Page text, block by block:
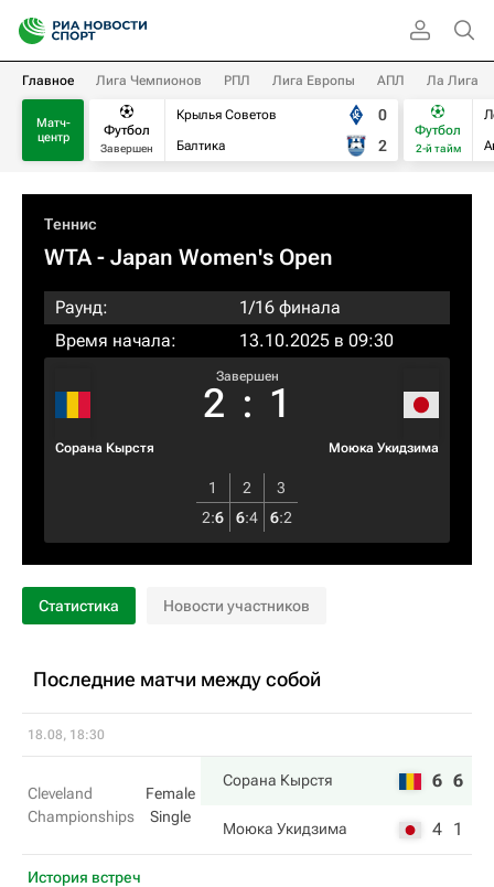
Главное Лига Чемпионов РПЛ Лига Европы АПЛ Ла Лига
Матч-
центр
Футбол
Завершен
Крылья Советов
Балтика
0
2
Футбол
2-й тайм
Теннис
WTA- Japan Women's Open
Раунд:
1/16 финала
Время начала:
13.10.2025 в 09:30
Сорана Кырстя
Завершен
2 : 1
Моюка Укидзима
1 2
3
2:6 6:4 6:2
Статистика Новости участников
Последние матчи между собой
18.08, 18:30
Cleveland
Championships
Female
Single
Сорана Кырстя 6 6
Моюка Укидзима 4 1
История встреч